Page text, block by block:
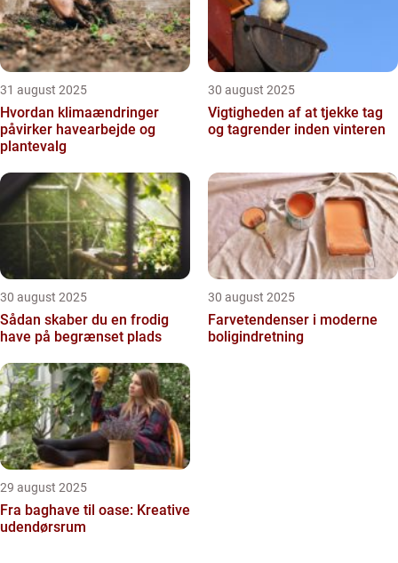
31 august 2025
Hvordan klimaændringer
påvirker havearbejde og
plantevalg
30 august 2025
Vigtigheden af at tjekke tag
og tagrender inden vinteren
30 august 2025
Sådan skaber du en frodig
have på begrænset plads
30 august 2025
Farvetendenser i moderne
boligindretning
29 august 2025
Fra baghave til oase: Kreative
udendørsrum